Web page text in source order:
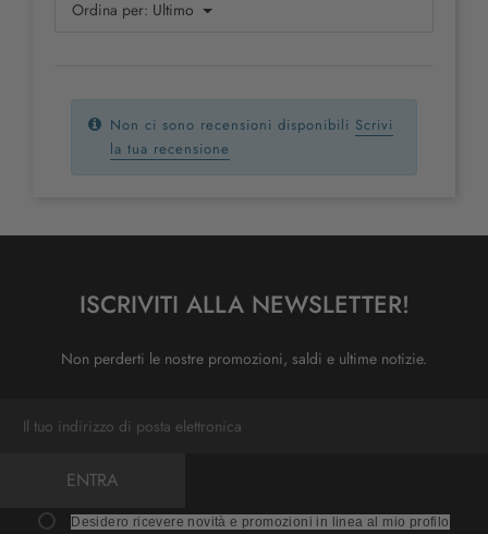
Ordina per: Ultimo
Non ci sono recensioni disponibili Scrivi
la tua recensione
ISCRIVITI ALLA NEWSLETTER!
Non perderti le nostre promozioni, saldi e ultime notizie.
ENTRA
Desidero ricevere novità e promozioni in linea al mio profilo